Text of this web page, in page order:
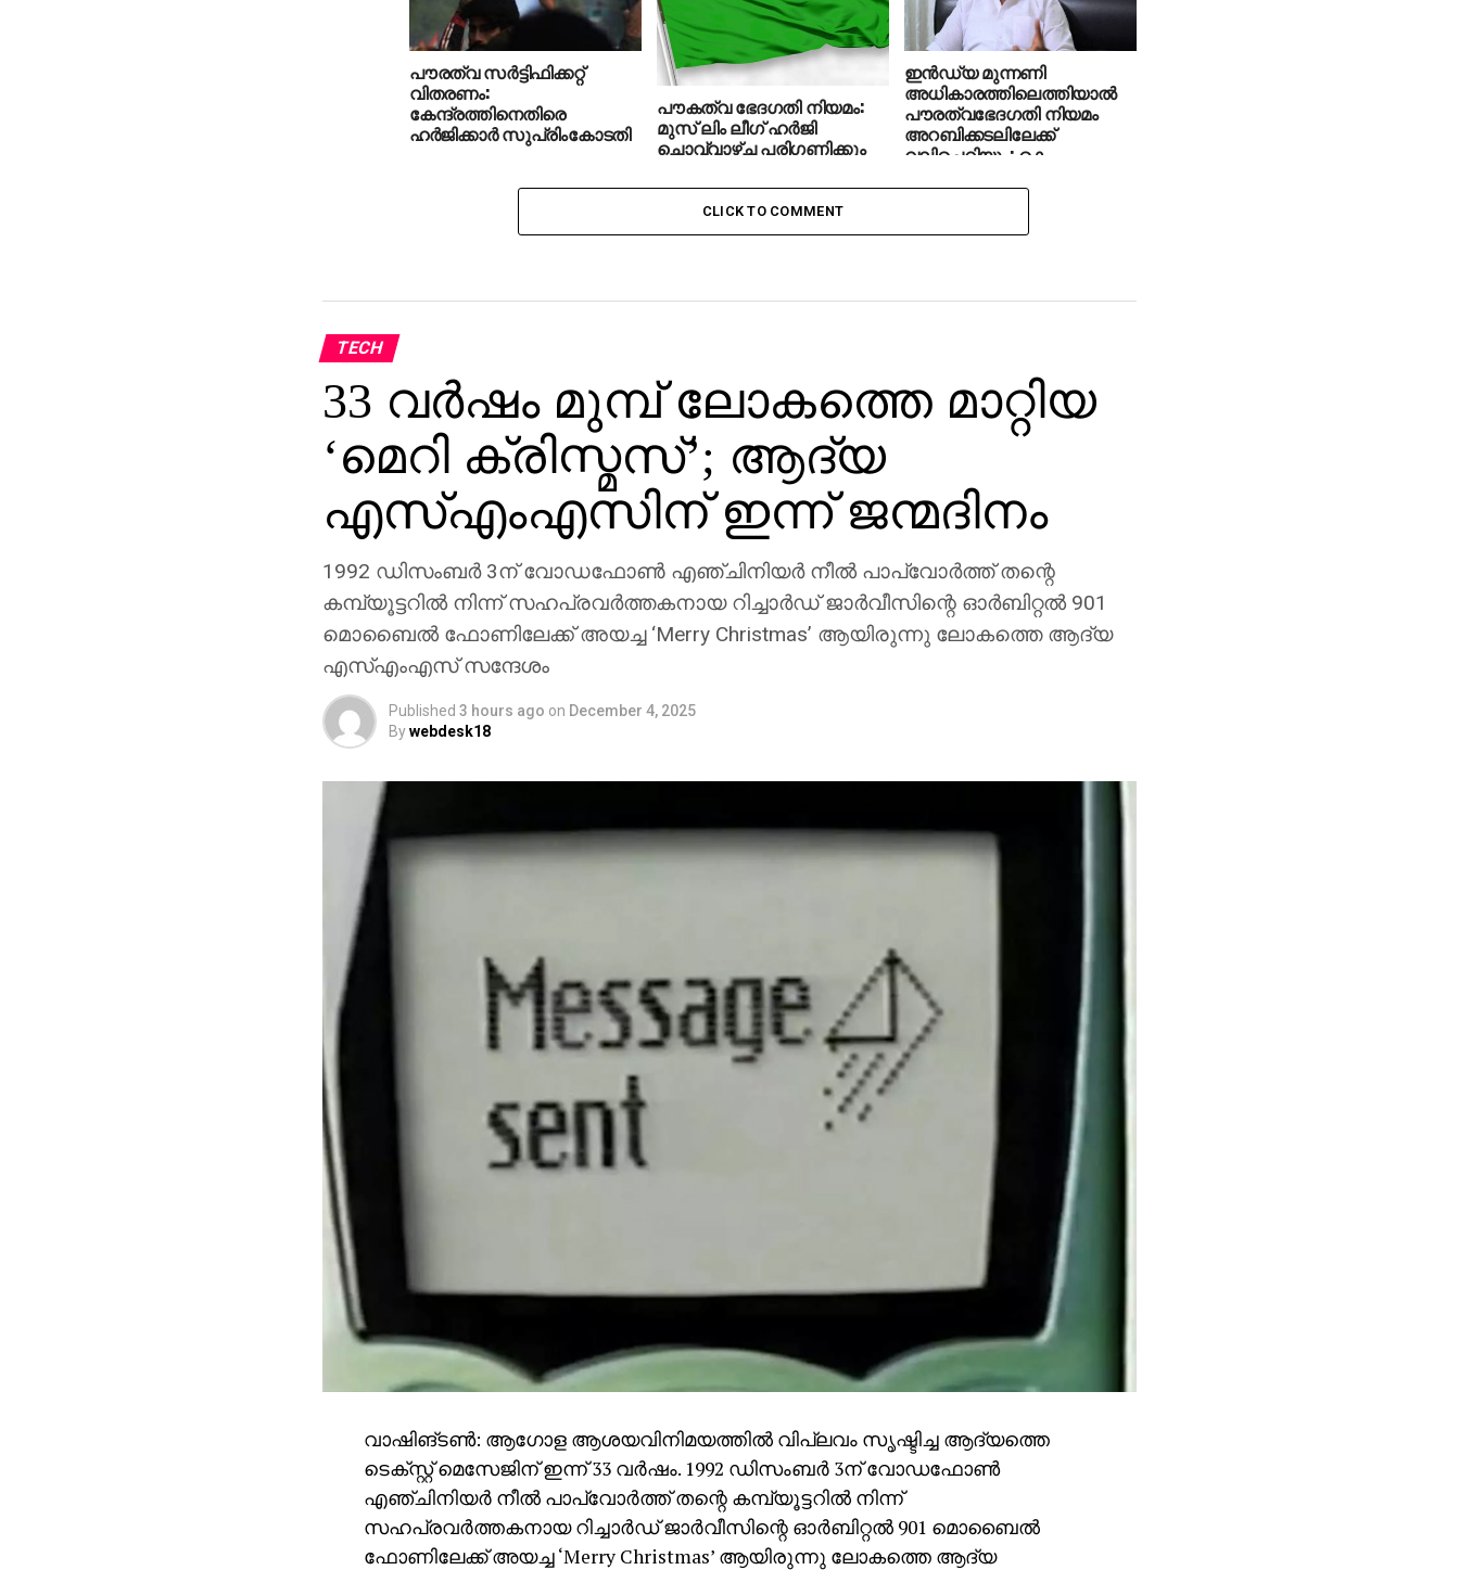
പൗരത്വ സര്‍ട്ടിഫിക്കറ്റ്
വിതരണം:
കേന്ദ്രത്തിനെതിരെ
ഹര്‍ജിക്കാര്‍ സുപ്രിംകോടതി
പൗകത്വ ഭേദഗതി നിയമം:
മുസ് ലിം ലീഗ് ഹര്‍ജി
ചൊവ്വാഴ്ച പരിഗണിക്കും
ഇന്‍ഡ്യ മുന്നണി
അധികാരത്തിലെത്തിയാല്‍
പൗരത്വഭേദഗതി നിയമം
അറബിക്കടലിലേക്ക്
വലിച്ചെറിയും; കെ
CLICK TO COMMENT
TECH
33 വര്‍ഷം മുമ്പ് ലോകത്തെ മാറ്റിയ
‘മെറി ക്രിസ്മസ്’; ആദ്യ
എസ്എംഎസിന് ഇന്ന് ജന്മദിനം
1992 ഡിസംബര്‍ 3ന് വോഡഫോണ്‍ എഞ്ചിനിയര്‍ നീല്‍ പാപ്വോര്‍ത്ത് തന്റെ
കമ്പ്യൂട്ടറില്‍ നിന്ന് സഹപ്രവര്‍ത്തകനായ റിച്ചാര്‍ഡ് ജാര്‍വീസിന്റെ ഓര്‍ബിറ്റല്‍ 901
മൊബൈല്‍ ഫോണിലേക്ക് അയച്ച ‘Merry Christmas’ ആയിരുന്നു ലോകത്തെ ആദ്യ
എസ്എംഎസ് സന്ദേശം
Published 3 hours ago on December 4, 2025
Bywebdesk18
വാഷിങ്ടണ്‍: ആഗോള ആശയവിനിമയത്തില്‍ വിപ്ലവം സൃഷ്ടിച്ച ആദ്യത്തെ
ടെക്സ്റ്റ് മെസേജിന് ഇന്ന് 33 വര്‍ഷം. 1992 ഡിസംബര്‍ 3ന് വോഡഫോണ്‍
എഞ്ചിനിയര്‍ നീല്‍ പാപ്വോര്‍ത്ത് തന്റെ കമ്പ്യൂട്ടറില്‍ നിന്ന്
സഹപ്രവര്‍ത്തകനായ റിച്ചാര്‍ഡ് ജാര്‍വീസിന്റെ ഓര്‍ബിറ്റല്‍ 901 മൊബൈല്‍
ഫോണിലേക്ക് അയച്ച ‘Merry Christmas’ ആയിരുന്നു ലോകത്തെ ആദ്യ